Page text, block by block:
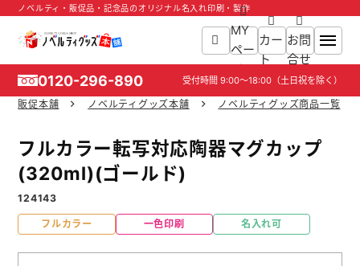
ノベルティ・販促品・記念品のオリジナル名入れ印刷・製作
MY
ペー
ジ
カー
ト
お問
合せ
0120-296-890 受付時間 9:00～18:00（土日祝を除く）
商品一覧
ご利用ガイド
入稿ガイド
販促本舗 ノベルティグッズ本舗 ノベルティグッズ商品一覧
フルカラー転写対応陶器マグカップ
(320ml)(ゴールド)
124143
フルカラー 一色印刷 名入れ可